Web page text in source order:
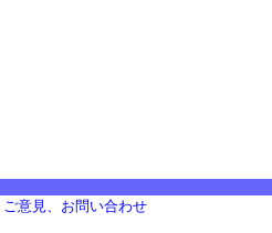
ご意見、お問い合わせ